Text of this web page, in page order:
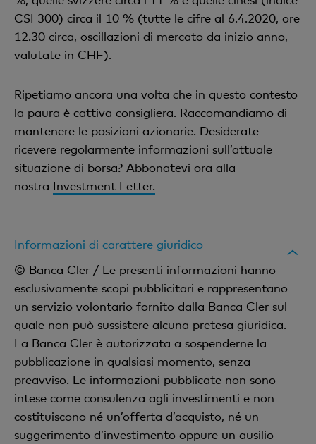
CSI 300) circa il 10 % (tutte le cifre al 6.4.2020, ore
12.30 circa, oscillazioni di mercato da inizio anno,
valutate in CHF).
Ripetiamo ancora una volta che in questo contesto
la paura è cattiva consigliera. Raccomandiamo di
mantenere le posizioni azionarie. Desiderate
ricevere regolarmente informazioni sull’attuale
situazione di borsa? Abbonatevi ora alla
nostra Investment Letter.
Informazioni di carattere giuridico
© Banca Cler / Le presenti informazioni hanno
esclusivamente scopi pubblicitari e rappresentano
un servizio volontario fornito dalla Banca Cler sul
quale non può sussistere alcuna pretesa giuridica.
La Banca Cler è autorizzata a sospenderne la
pubblicazione in qualsiasi momento, senza
preavviso. Le informazioni pubblicate non sono
intese come consulenza agli investimenti e non
costituiscono né un’offerta d’acquisto, né un
suggerimento d’investimento oppure un ausilio